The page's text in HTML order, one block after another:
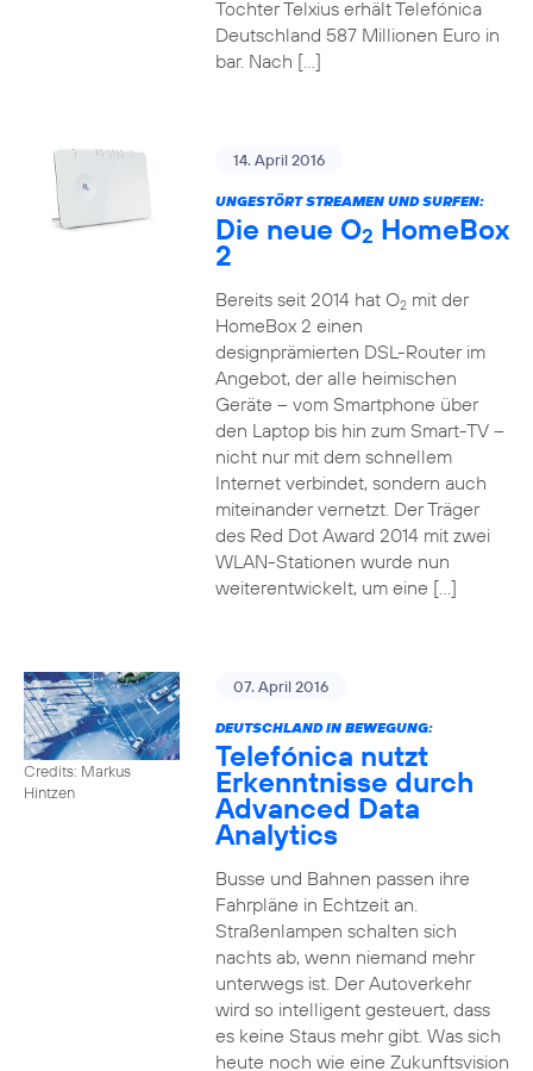
Tochter Telxius erhält Telefónica
Deutschland 587 Millionen Euro in
bar. Nach […]
14. April 2016
UNGESTÖRT STREAMEN UND SURFEN:
Die neue O2 HomeBox
2
Bereits seit 2014 hat O2mit der
HomeBox 2 einen
designprämierten DSL-Router im
Angebot, der alle heimischen
Geräte – vom Smartphone über
den Laptop bis hin zum Smart-TV –
nicht nur mit dem schnellem
Internet verbindet, sondern auch
miteinander vernetzt. Der Träger
des Red Dot Award 2014 mit zwei
WLAN-Stationen wurde nun
weiterentwickelt, um eine […]
Credits: Markus
Hintzen
07. April 2016
DEUTSCHLAND IN BEWEGUNG:
Telefónica nutzt
Erkenntnisse durch
Advanced Data
Analytics
Busse und Bahnen passen ihre
Fahrpläne in Echtzeit an.
Straßenlampen schalten sich
nachts ab, wenn niemand mehr
unterwegs ist. Der Autoverkehr
wird so intelligent gesteuert, dass
es keine Staus mehr gibt. Was sich
heute noch wie eine Zukunftsvision